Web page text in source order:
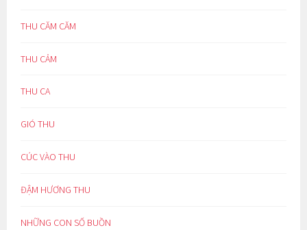
THU CĂM CĂM
THU CẢM
THU CA
GIÓ THU
CÚC VÀO THU
ĐẬM HƯƠNG THU
NHỮNG CON SỐ BUỒN